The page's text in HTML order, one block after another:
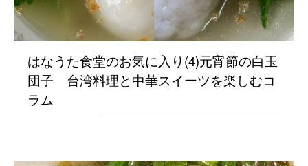
はなうた食堂のお気に入り(4)元宵節の白玉
団子 台湾料理と中華スイーツを楽しむコ
ラム